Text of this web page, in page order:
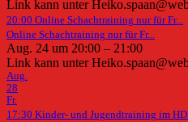
Link kann unter
20:00 Online Schachtraining nur für Fr...
Online Schachtraining nur für Fr...
Aug. 24 um 20:00 – 21:00
Link kann unter
Aug.
28
Fr.
17:30 Kinder- und Jugendtraining im